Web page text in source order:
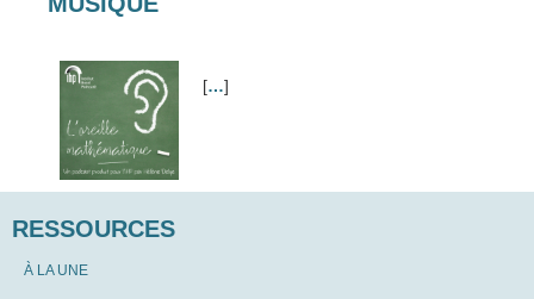
[…]
RESSOURCES
À LA UNE